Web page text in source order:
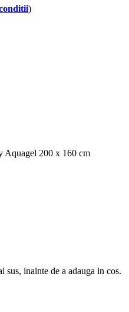
)
Aquagel 200 x 160 cm
sus, inainte de a adauga in cos.